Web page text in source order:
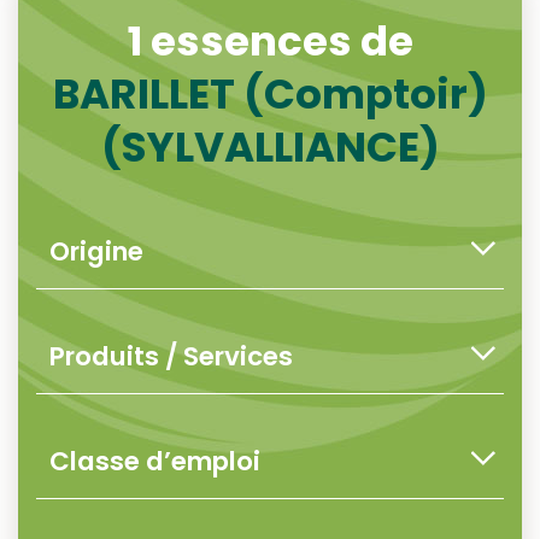
1 essences de
BARILLET (Comptoir)
(SYLVALLIANCE)